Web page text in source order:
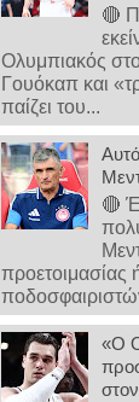
🔴
Ολυμπιακός
Γουόκαπ και
παίζει του...
🔴
προετοιμασίας
«Ο